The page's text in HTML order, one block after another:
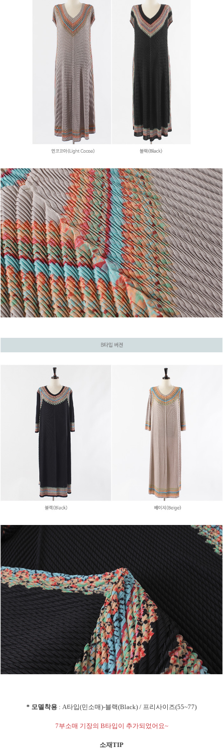
* 모델착용 : A타입(민소매)-블랙(Black) / 프리사이즈(55~77)
7부소매 기장의 B타입이 추가되었어요~
소재TIP